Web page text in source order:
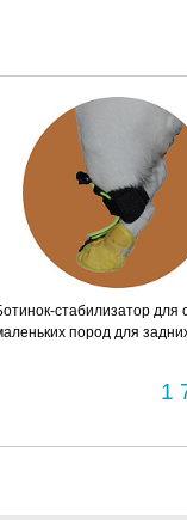
стабилизатор для
пород для
1